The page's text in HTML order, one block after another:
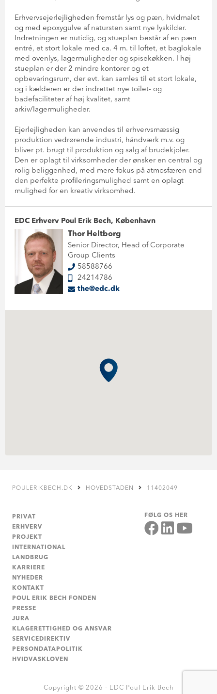
Erhvervsejerlejligheden fremstår lys og pæn, hvidmalet
og med epoxygulve af natursten samt nye lyskilder.
Indretningen er nutidig, og stueplan består af en pæn
entré, et stort lokale med ca. 4 m. til loftet, et baglokale
med ovenlys, lagermuligheder og spisekøkken. I høj
stueplan er der 2 mindre kontorer og et
opbevaringsrum, der evt. kan samles til et stort lokale,
og i kælderen er der indrettet nye toilet- og
badefaciliteter af høj kvalitet, samt
arkiv/lagermuligheder.
Ejerlejligheden kan anvendes til erhvervsmæssig
produktion vedrørende industri, håndværk m.v. og
bliver pt. brugt til produktion og salg af brudekjoler.
Den er oplagt til virksomheder der ønsker en central og
rolig beliggenhed, med mere fokus på atmosfæren end
den perfekte profileringsmulighed samt en oplagt
mulighed for en kreativ virksomhed.
EDC Erhverv Poul Erik Bech, København
Thor Heltborg
Senior Director, Head of Corporate
Group Clients
58588766
24214786
the@edc.dk
POULERIKBECH.DK HOVEDSTADEN 11402049
PRIVAT
ERHVERV
PROJEKT
INTERNATIONAL
LANDBRUG
KARRIERE
NYHEDER
KONTAKT
POUL ERIK BECH FONDEN
PRESSE
JURA
KLAGERETTIGHED OG ANSVAR
SERVICEDIREKTIV
PERSONDATAPOLITIK
HVIDVASKLOVEN
FØLG OS HER
Copyright © 2026 - EDC Poul Erik Bech